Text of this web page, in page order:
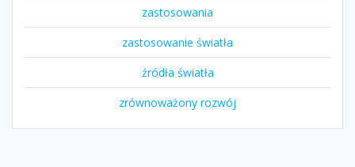
zastosowania
zastosowanie światła
źródła światła
zrównoważony rozwój